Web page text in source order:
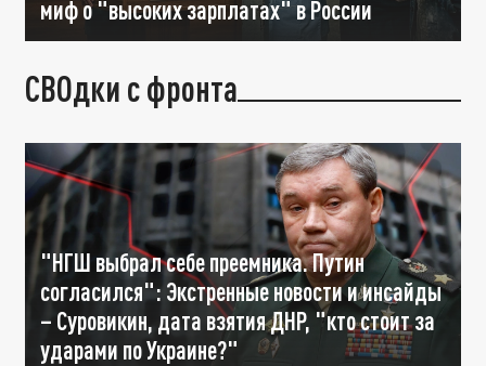
миф о "высоких зарплатах" в России
СВОдки с фронта
"НГШ выбрал себе преемника. Путин
согласился": Экстренные новости и инсайды
– Суровикин, дата взятия ДНР, "кто стоит за
ударами по Украине?"